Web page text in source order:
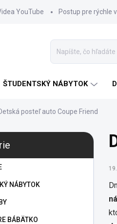
YouTube Postup pre rýchle
ŠTUDENTSKÝ NÁBYTOK
posteľ auto Coupe Friend
NÁBYTOK
BÁBÄTKO